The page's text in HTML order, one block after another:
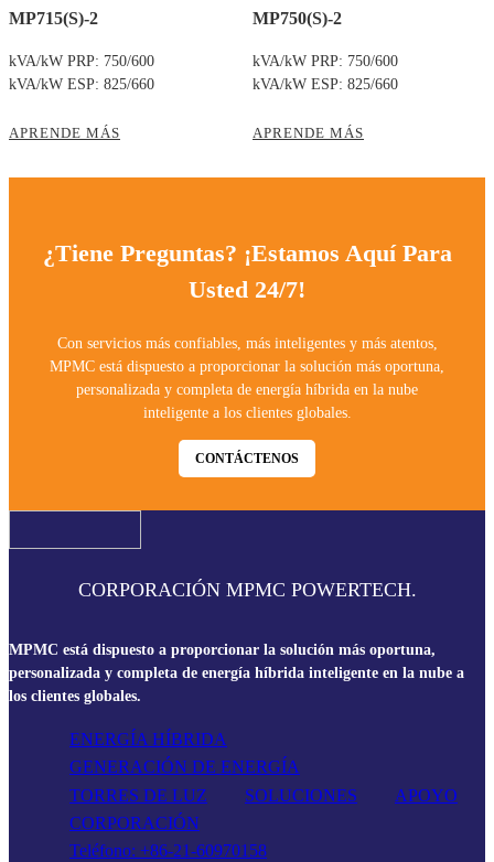
MP715(S)-2
kVA/kW PRP: 750/600
kVA/kW ESP: 825/660
APRENDE MÁS
MP750(S)-2
kVA/kW PRP: 750/600
kVA/kW ESP: 825/660
APRENDE MÁS
¿Tiene Preguntas? ¡Estamos Aquí Para
Usted 24/7!
Con servicios más confiables, más inteligentes y más atentos,
MPMC está dispuesto a proporcionar la solución más oportuna,
personalizada y completa de energía híbrida en la nube
inteligente a los clientes globales.
CONTÁCTENOS
CORPORACIÓN MPMC POWERTECH.
MPMC está dispuesto a proporcionar la solución más oportuna,
personalizada y completa de energía híbrida inteligente en la nube a
los clientes globales.
ENERGÍA HÍBRIDA
GENERACIÓN DE ENERGÍA
TORRES DE LUZ
SOLUCIONES
APOYO
CORPORACIÓN
Teléfono: +86-21-60970158